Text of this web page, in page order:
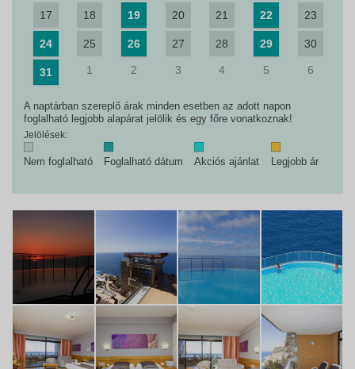
17 18 19 20 21 22 23
24 25 26 27 28 29 30
31 1 2 3 4 5 6
A naptárban szereplő árak minden esetben az adott napon
foglalható legjobb alapárat jelölik és egy főre vonatkoznak!
Jelölések:
Nem foglalható Foglalható dátum Akciós ajánlat Legjobb ár